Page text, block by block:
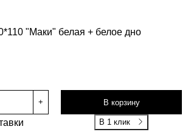
"Маки" белая + белое дно
+ В корзину
В 1 клик